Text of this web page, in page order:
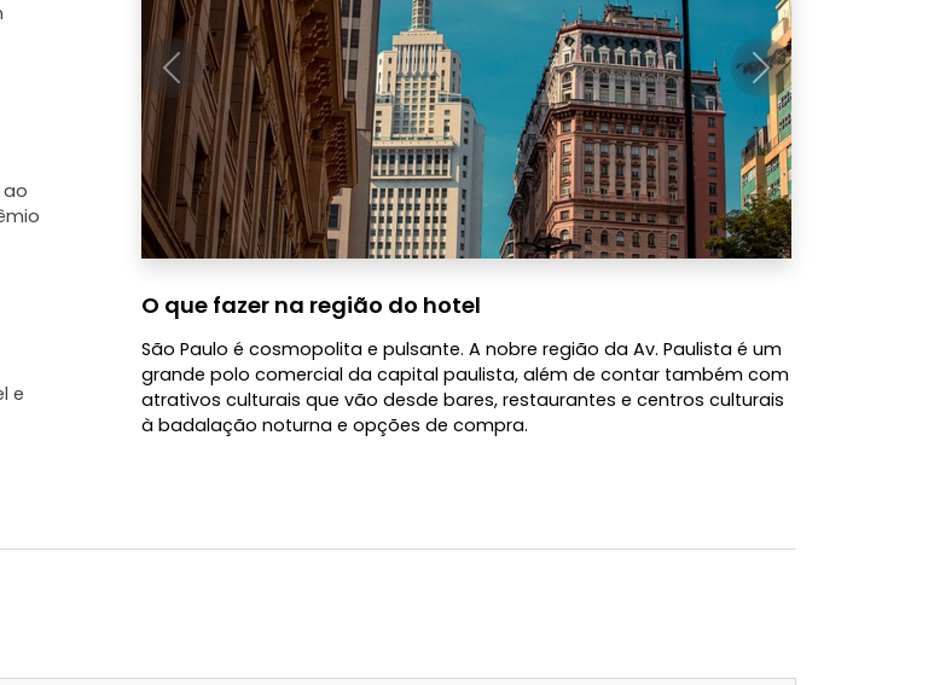
ao
e
O que fazer na região do hotel
Anterior Próximo
São Paulo é cosmopolita e pulsante. A nobre região da Av. Paulista é um
grande polo comercial da capital paulista, além de contar também com
atrativos culturais que vão desde bares, restaurantes e centros culturais
à badalação noturna e opções de compra.